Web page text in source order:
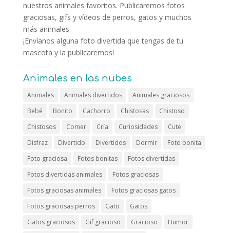
nuestros animales favoritos. Publicaremos fotos
graciosas, gifs y vídeos de perros, gatos y muchos
más animales.
¡Envíanos alguna foto divertida que tengas de tu
mascota y la publicaremos!
Animales en las nubes
Animales Animales divertidos
Animales graciosos
Bebé
Bonito Cachorro Chistosas
Chistoso
Chistosos
Comer Cría Curiosidades
Cute
Disfraz
Divertido Divertidos Dormir
Foto bonita
Foto graciosa
Fotos bonitas
Fotos divertidas
Fotos divertidas animales
Fotos graciosas
Fotos graciosas animales
Fotos graciosas gatos
Fotos graciosas perros
Gato
Gatos
Gatos graciosos
Gif gracioso Gracioso
Humor